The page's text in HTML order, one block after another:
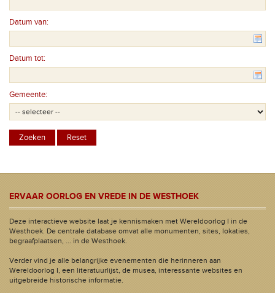
Datum van:
Datum tot:
Gemeente:
ERVAAR OORLOG EN VREDE IN DE WESTHOEK
Deze interactieve website laat je kennismaken met Wereldoorlog I in de
Westhoek. De centrale database omvat alle monumenten, sites, lokaties,
begraafplaatsen, ... in de Westhoek.
Verder vind je alle belangrijke evenementen die herinneren aan
Wereldoorlog I, een literatuurlijst, de musea, interessante websites en
uitgebreide historische informatie.